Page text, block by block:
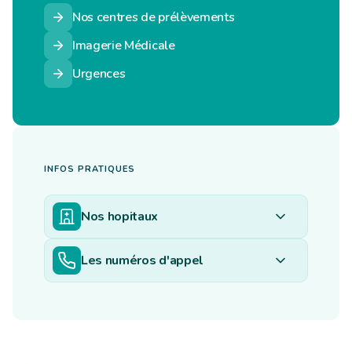
Nos centres de prélèvements
Imagerie Médicale
Urgences
INFOS PRATIQUES
Nos hopitaux
Les numéros d'appel